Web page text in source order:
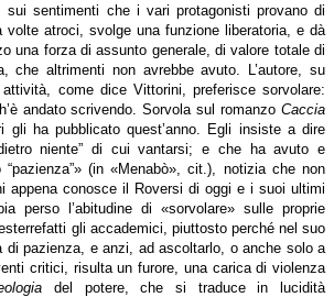
sui sentimenti che i vari protagonisti provano di
volte atroci, svolge una funzione liberatoria, e dà
una forza di assunto generale, di valore totale di
che altrimenti non avrebbe avuto. L’autore, su
come dice Vittorini, preferisce sorvolare:
andato scrivendo. Sorvola sul romanzo Caccia
gli ha pubblicato quest’anno. Egli insiste a dire
niente” di cui vantarsi; e che ha avuto e
(in «Menabò», cit.), notizia che non
appena conosce il Roversi di oggi e i suoi ultimi
perso l’abitudine di «sorvolare» sulle proprie
gli accademici, piuttosto perché nel suo
di pazienza, e anzi, ad ascoltarlo, o anche solo a
critici, risulta un furore, una carica di violenza
del potere, che si traduce in lucidità